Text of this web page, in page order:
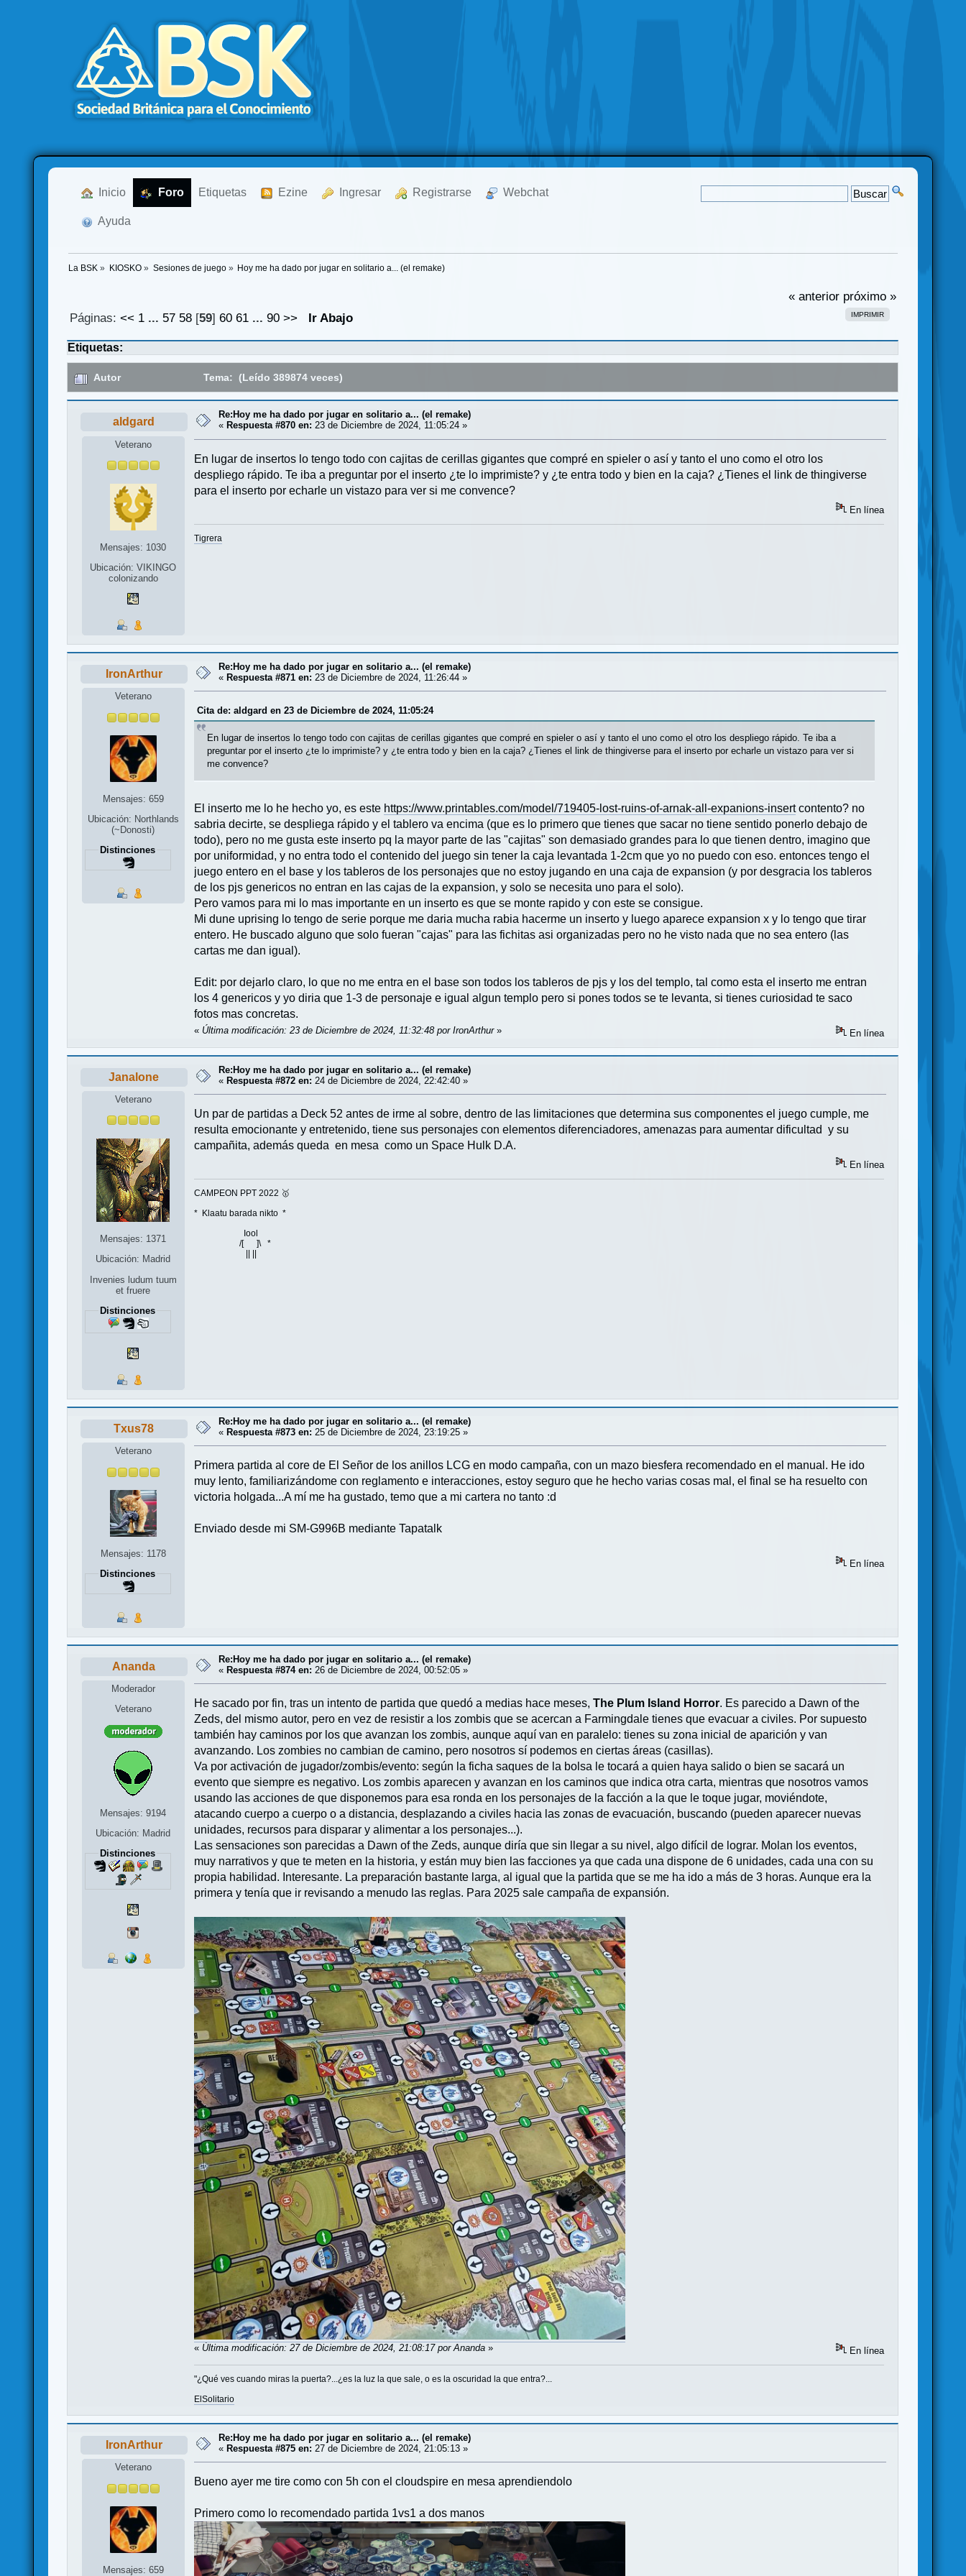
Inicio Foro Etiquetas Ezine Ingresar Registrarse Webchat
Ayuda
La BSK » KIOSKO» Sesiones de juego» Hoy me ha dado por jugar en solitario a... (el remake)
« anterior próximo »
IMPRIMIR
Páginas: << 1 ... 57 58[59] 60 61 ... 90 >> Ir Abajo
Etiquetas:
Autor Tema: (Leído 389874 veces)
aldgard
Veterano
Mensajes: 1030
Ubicación: VIKINGO
colonizando
Re:Hoy me ha dado por jugar en solitario a... (el remake)
« Respuesta #870 en: 23 de Diciembre de 2024, 11:05:24 »
En lugar de insertos lo tengo todo con cajitas de cerillas gigantes que compré en spieler o así y tanto el uno como el otro los
despliego rápido. Te iba a preguntar por el inserto ¿te lo imprimiste? y ¿te entra todo y bien en la caja? ¿Tienes el link de thingiverse
para el inserto por echarle un vistazo para ver si me convence?
En línea
Tigrera
IronArthur
Veterano
Mensajes: 659
Ubicación: Northlands
(~Donosti)
Distinciones
Re:Hoy me ha dado por jugar en solitario a... (el remake)
«Respuesta #871 en: 23 de Diciembre de 2024, 11:26:44 »
Cita de: aldgard en 23 de Diciembre de 2024, 11:05:24
En lugar de insertos lo tengo todo con cajitas de cerillas gigantes que compré en spieler o así y tanto el uno como el otro los despliego rápido. Te iba a
preguntar por el inserto ¿te lo imprimiste? y ¿te entra todo y bien en la caja? ¿Tienes el link de thingiverse para el inserto por echarle un vistazo para ver si
me convence?
El inserto me lo he hecho yo, es este https://www.printables.com/model/719405-lost-ruins-of-arnak-all-expanions-insertcontento? no
sabria decirte, se despliega rápido y el tablero va encima (que es lo primero que tienes que sacar no tiene sentido ponerlo debajo de
todo), pero no me gusta este inserto pq la mayor parte de las "cajitas" son demasiado grandes para lo que tienen dentro, imagino que
por uniformidad, y no entra todo el contenido del juego sin tener la caja levantada 1-2cm que yo no puedo con eso. entonces tengo el
juego entero en el base y los tableros de los personajes que no estoy jugando en una caja de expansion (y por desgracia los tableros
de los pjs genericos no entran en las cajas de la expansion, y solo se necesita uno para el solo).
Pero vamos para mi lo mas importante en un inserto es que se monte rapido y con este se consigue.
Mi dune uprising lo tengo de serie porque me daria mucha rabia hacerme un inserto y luego aparece expansion x y lo tengo que tirar
entero. He buscado alguno que solo fueran "cajas" para las fichitas asi organizadas pero no he visto nada que no sea entero (las
cartas me dan igual).
Edit: por dejarlo claro, lo que no me entra en el base son todos los tableros de pjs y los del templo, tal como esta el inserto me entran
los 4 genericos y yo diria que 1-3 de personaje e igual algun templo pero si pones todos se te levanta, si tienes curiosidad te saco
fotos mas concretas.
« Última modificación: 23 de Diciembre de 2024, 11:32:48 por IronArthur» En línea
Janalone
Veterano
Mensajes: 1371
Ubicación: Madrid
Invenies ludum tuum
et fruere
Distinciones
Re:Hoy me ha dado por jugar en solitario a... (el remake)
«Respuesta #872 en: 24 de Diciembre de 2024, 22:42:40 »
Un par de partidas a Deck 52 antes de irme al sobre, dentro de las limitaciones que determina sus componentes el juego cumple, me
resulta emocionante y entretenido, tiene sus personajes con elementos diferenciadores, amenazas para aumentar dificultad y su
campañita, además queda en mesa como un Space Hulk D.A.
En línea
CAMPEON PPT 2022 🥇
* Klaatu barada nikto *
Iool
/[ ]\ *
|| ||
Txus78
Veterano
Mensajes: 1178
Distinciones
Re:Hoy me ha dado por jugar en solitario a... (el remake)
« Respuesta #873 en: 25 de Diciembre de 2024, 23:19:25 »
Primera partida al core de El Señor de los anillos LCG en modo campaña, con un mazo biesfera recomendado en el manual. He ido
muy lento, familiarizándome con reglamento e interacciones, estoy seguro que he hecho varias cosas mal, el final se ha resuelto con
victoria holgada...A mí me ha gustado, temo que a mi cartera no tanto :d
Enviado desde mi SM-G996B mediante Tapatalk
En línea
Ananda
Moderador
Veterano
Mensajes: 9194
Ubicación: Madrid
Distinciones
Re:Hoy me ha dado por jugar en solitario a... (el remake)
«Respuesta #874 en: 26 de Diciembre de 2024, 00:52:05 »
He sacado por fin, tras un intento de partida que quedó a medias hace meses,The Plum Island Horror. Es parecido a Dawn of the
Zeds, del mismo autor, pero en vez de resistir a los zombis que se acercan a Farmingdale tienes que evacuar a civiles. Por supuesto
también hay caminos por los que avanzan los zombis, aunque aquí van en paralelo: tienes su zona inicial de aparición y van
avanzando. Los zombies no cambian de camino, pero nosotros sí podemos en ciertas áreas (casillas).
Va por activación de jugador/zombis/evento: según la ficha saques de la bolsa le tocará a quien haya salido o bien se sacará un
evento que siempre es negativo. Los zombis aparecen y avanzan en los caminos que indica otra carta, mientras que nosotros vamos
usando las acciones de que disponemos para esa ronda en los personajes de la facción a la que le toque jugar, moviéndote,
atacando cuerpo a cuerpo o a distancia, desplazando a civiles hacia las zonas de evacuación, buscando (pueden aparecer nuevas
unidades, recursos para disparar y alimentar a los personajes...).
Las sensaciones son parecidas a Dawn of the Zeds, aunque diría que sin llegar a su nivel, algo difícil de lograr. Molan los eventos,
muy narrativos y que te meten en la historia, y están muy bien las facciones ya que cada una dispone de 6 unidades, cada una con su
propia habilidad. Interesante. La preparación bastante larga, al igual que la partida que se me ha ido a más de 3 horas. Aunque era la
primera y tenía que ir revisando a menudo las reglas. Para 2025 sale campaña de expansión.
« Última modificación: 27 de Diciembre de 2024, 21:08:17 por Ananda » En línea
"¿Qué ves cuando miras la puerta?...¿es la luz la que sale, o es la oscuridad la que entra?...
ElSolitario
IronArthur
Veterano
Mensajes: 659
Re:Hoy me ha dado por jugar en solitario a... (el remake)
« Respuesta #875 en: 27 de Diciembre de 2024, 21:05:13 »
Bueno ayer me tire como con 5h con el cloudspire en mesa aprendiendolo
Primero como lo recomendado partida 1vs1 a dos manos